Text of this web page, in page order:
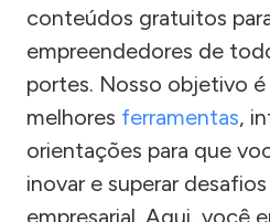
conteúdos gratuitos
empreendedores de
portes. Nosso objetivo
melhores ferramentas,
orientações para que
inovar e superar
empresarial. Aqui, você